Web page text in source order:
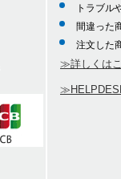
トラブル
間違った
注文した
≫詳しくは